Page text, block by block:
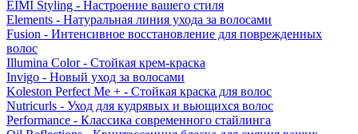
EIMI Styling - Настроение вашего стиля
Elements - Натуральная линия ухода за волосами
Fusion - Интенсивное восстановление для поврежденных
волос
Illumina Color - Стойкая крем-краска
Invigo - Новый уход за волосами
Koleston Perfect Me + - Стойкая краска для волос
Nutricurls - Уход для кудрявых и вьющихся волос
Performance - Классика современного стайлинга